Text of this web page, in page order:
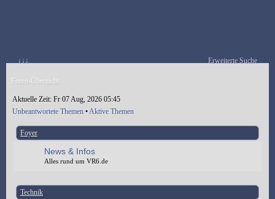
↓↓↓ Erweiterte Suche
Foren-Übersicht
Aktuelle Zeit: Fr 07 Aug, 2026 05:45
Unbeantwortete Themen •Aktive Themen
Foyer
News & Infos
Alles rund um VR6.de
Technik